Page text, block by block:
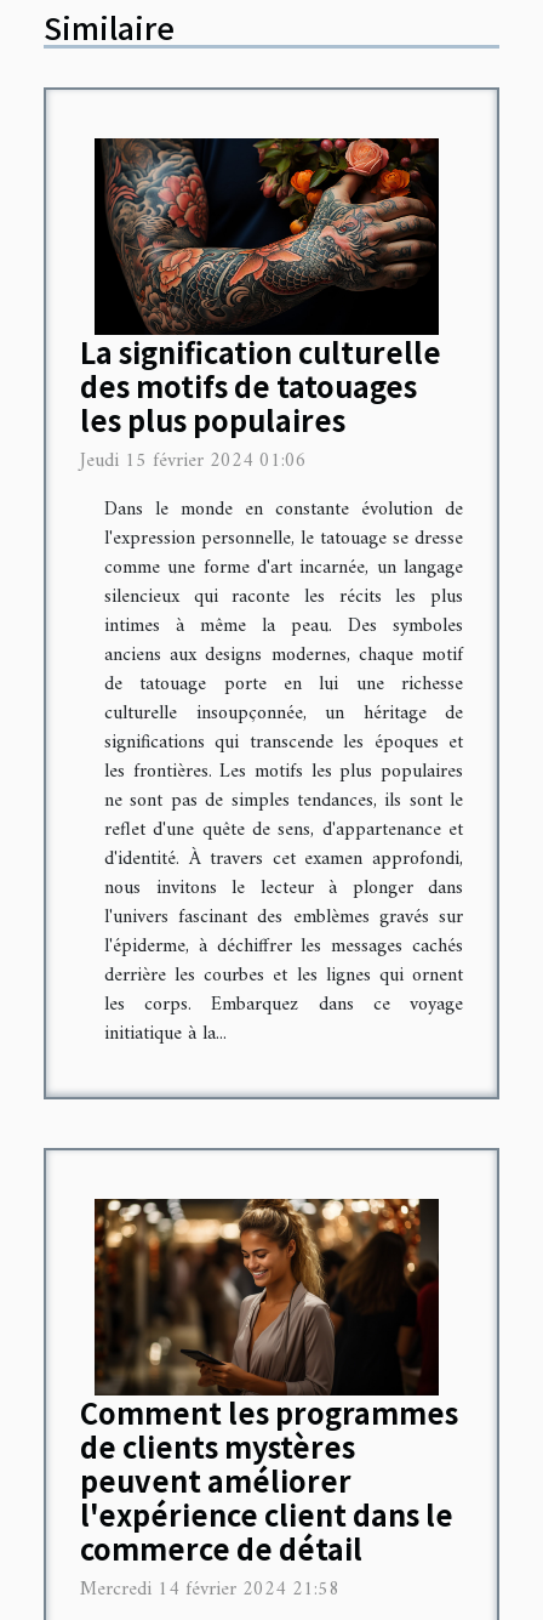
Similaire
La signification culturelle
des motifs de tatouages
les plus populaires
Jeudi 15 février 2024 01:06
Dans le monde en constante évolution de
l'expression personnelle, le tatouage se dresse
comme une forme d'art incarnée, un langage
silencieux qui raconte les récits les plus
intimes à même la peau. Des symboles
anciens aux designs modernes, chaque motif
de tatouage porte en lui une richesse
culturelle insoupçonnée, un héritage de
significations qui transcende les époques et
les frontières. Les motifs les plus populaires
ne sont pas de simples tendances, ils sont le
reflet d'une quête de sens, d'appartenance et
d'identité. À travers cet examen approfondi,
nous invitons le lecteur à plonger dans
l'univers fascinant des emblèmes gravés sur
l'épiderme, à déchiffrer les messages cachés
derrière les courbes et les lignes qui ornent
les corps. Embarquez dans ce voyage
initiatique à la...
Comment les programmes
de clients mystères
peuvent améliorer
l'expérience client dans le
commerce de détail
Mercredi 14 février 2024 21:58